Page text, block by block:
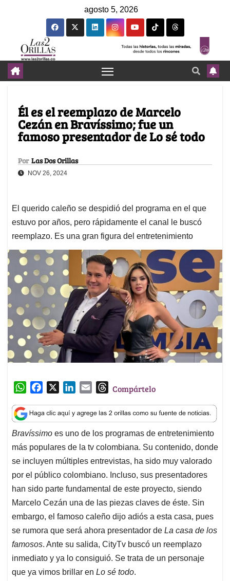
agosto 5, 2026
Él es el reemplazo de Marcelo
Cezán en Bravíssimo; fue un
famoso presentador de Lo sé todo
Por Las Dos Orillas
NOV 26, 2024
El querido caleño se despidió del programa en el que
estuvo por años, pero rápidamente el canal le buscó
reemplazo. Es una gran figura del entretenimiento
W
a
t
s
A
p
p
c
e
b
o
o
k
n
k
e
d
I
n
a
i
l
T
r
e
a
d
s
Compártelo
Bravíssimo es uno de los programas de entretenimiento
más populares de la tv colombiana. Su contenido, donde
se incluyen múltiples entrevistas, ha sido muy valorado
por el público colombiano. Incluso, sus presentadores
han sido parte fundamental de este proyecto, siendo
Marcelo Cezán una de las piezas claves de éste. Sin
embargo, el famoso caleño dijo adiós a esta casa, pues
se rumora que será ahora presentador de La casa de los
famosos. Ante su salida, CityTv buscó un reemplazo
inmediato y ya lo consiguió. Se trata de un personaje
que ya vimos brillar en Lo sé todo.